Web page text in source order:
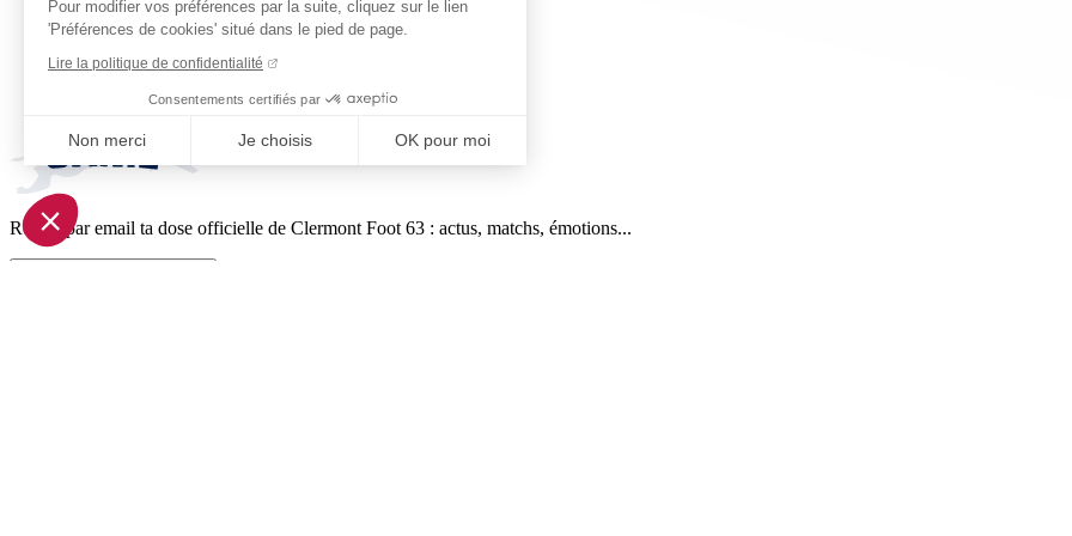
Pour modifier vos préférences par la suite, cliquez sur le lien
'Préférences de cookies' situé dans le pied de page.
Lire la politique de confidentialité
Consentements certifiés par
Non merci Je choisis OK pour moi
Axeptio consent
Plateforme de Gestion du Consentement : Personnalisez vos Options
Notre plateforme vous permet d'adapter et de gérer vos paramètres de confidentialité, en garantissant la conformité avec
Reçois par email ta dose officielle de Clermont Foot 63 : actus, matchs, émotions...